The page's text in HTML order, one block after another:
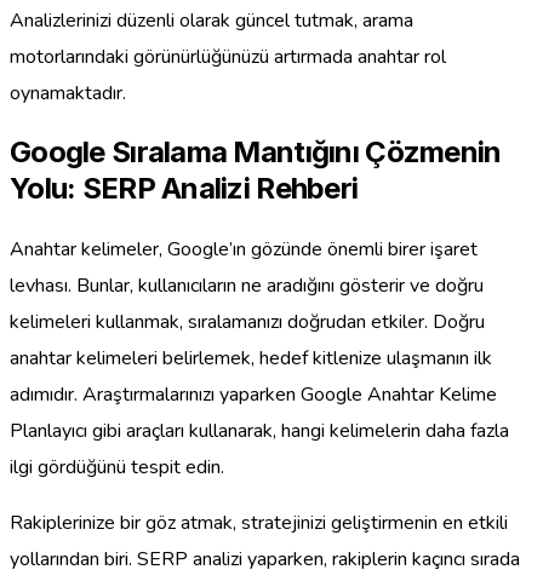
Analizlerinizi düzenli olarak güncel tutmak, arama
motorlarındaki görünürlüğünüzü artırmada anahtar rol
oynamaktadır.
Google Sıralama Mantığını Çözmenin
Yolu: SERP Analizi Rehberi
Anahtar kelimeler, Google’ın gözünde önemli birer işaret
levhası. Bunlar, kullanıcıların ne aradığını gösterir ve doğru
kelimeleri kullanmak, sıralamanızı doğrudan etkiler. Doğru
anahtar kelimeleri belirlemek, hedef kitlenize ulaşmanın ilk
adımıdır. Araştırmalarınızı yaparken Google Anahtar Kelime
Planlayıcı gibi araçları kullanarak, hangi kelimelerin daha fazla
ilgi gördüğünü tespit edin.
Rakiplerinize bir göz atmak, stratejinizi geliştirmenin en etkili
yollarından biri. SERP analizi yaparken, rakiplerin kaçıncı sırada